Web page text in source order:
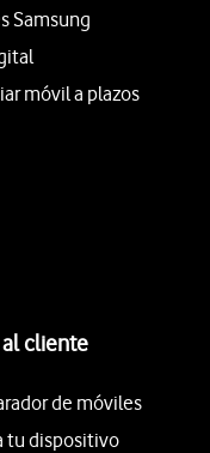
Samsung
móvil a plazos
cliente
de móviles
tu dispositivo